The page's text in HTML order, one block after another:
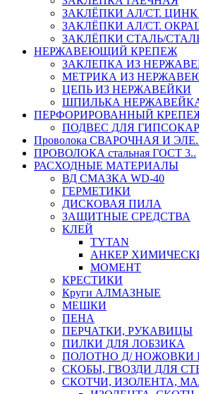
ЗАКЛЁПКИ АЛ/СТ. ЦИНК
ЗАКЛЁПКИ АЛ/СТ.
ЗАКЛЁПКИ СТАЛЬ/
НЕРЖАВЕЮЩИЙ КРЕПЕЖ
ЗАКЛЕПКА ИЗ
МЕТРИКА ИЗ
ЦЕПЬ ИЗ НЕРЖАВЕЙКИ
ШПИЛЬКА
ПЕРФОРИРОВАННЫЙ
ПОДВЕС ДЛЯ
Проволока СВАРОЧНАЯ И
ПРОВОЛОКА стальная ГОСТ 3..
РАСХОДНЫЕ МАТЕРИАЛЫ
ВД СМАЗКА WD-40
ГЕРМЕТИКИ
ДИСКОВАЯ ПИЛА
ЗАЩИТНЫЕ СРЕДСТВА
КЛЕЙ
TYTAN
АНКЕР
МОМЕНТ
КРЕСТИКИ
Круги АЛМАЗНЫЕ
МЕШКИ
ПЕНА
ПЕРЧАТКИ, РУКАВИЦЫ
ПИЛКИ ДЛЯ ЛОБЗИКА
ПОЛОТНО Д/ НОЖОВКИ
СКОБЫ, ГВОЗДИ ДЛЯ
СКОТЧИ, ИЗОЛЕНТА,